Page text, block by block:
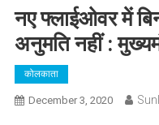
नए फ्लाईओवर में
अनुमति नहीं :
कोलकाता
December 3, 2020